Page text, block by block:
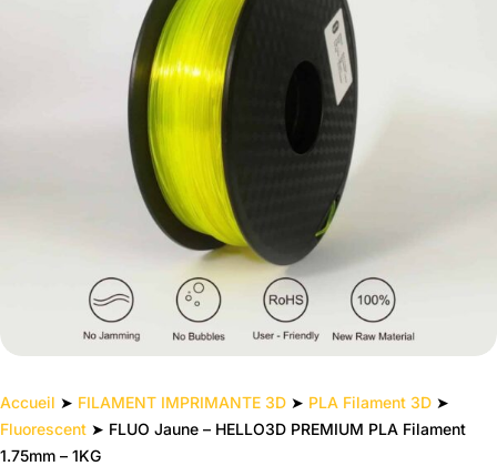
Accueil ➤ FILAMENT IMPRIMANTE 3D ➤ PLA Filament 3D ➤
Fluorescent ➤ FLUO Jaune – HELLO3D PREMIUM PLA Filament
1.75mm – 1KG